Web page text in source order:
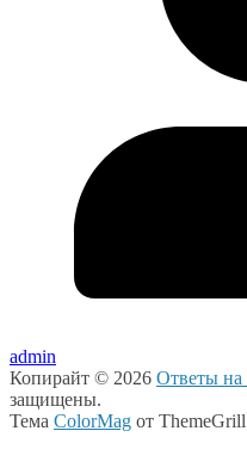
admin
Копирайт © 2026 Ответы на
защищены.
Тема ColorMag от